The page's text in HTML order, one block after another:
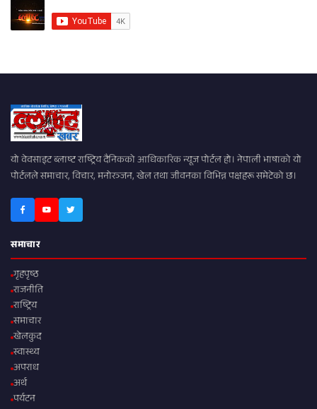
यो वेवसाइट ब्लाष्ट राष्ट्रिय दैनिकको आधिकारिक न्यूज पोर्टल हो। नेपाली भाषाको यो
पोर्टलले समाचार, विचार, मनोरञ्जन, खेल तथा जीवनका विभिन्न पक्षहरू समेटेको छ।
समाचार
गृहपृष्ठ
राजनीति
राष्ट्रिय
समाचार
खेलकुद
स्वास्थ्य
अपराध
अर्थ
पर्यटन